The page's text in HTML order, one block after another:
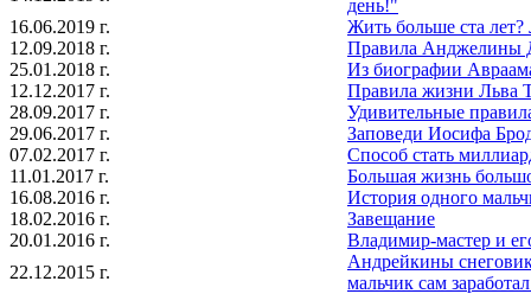
день!"
16.06.2019 г.
Жить больше ста лет?
12.09.2018 г.
Правила Анджелины
25.01.2018 г.
Из биографии
12.12.2017 г.
Правила жизни Льва
28.09.2017 г.
Удивительные
29.06.2017 г.
Заповеди Иосифа
07.02.2017 г.
Способ стать
11.01.2017 г.
Большая жизнь
16.08.2016 г.
История одного
18.02.2016 г.
Завещание
20.01.2016 г.
Владимир-мастер и
22.12.2015 г.
Андрейкины
мальчик сам